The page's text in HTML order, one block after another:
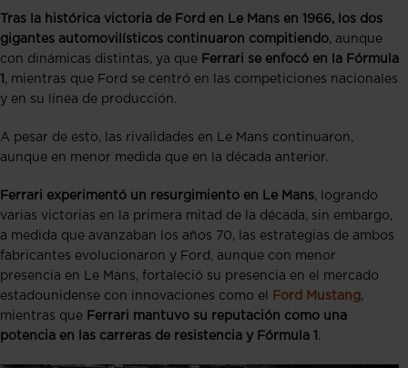
Tras la histórica victoria de Ford en Le Mans en 1966, los dos
gigantes automovilísticos continuaron compitiendo, aunque
con dinámicas distintas, ya que Ferrari se enfocó en la Fórmula
1 , mientras que Ford se centró en las competiciones nacionales
y en su línea de producción.
A pesar de esto, las rivalidades en Le Mans continuaron,
aunque en menor medida que en la década anterior.
Ferrari experimentó un resurgimiento en Le Mans, logrando
varias victorias en la primera mitad de la década, sin embargo,
a medida que avanzaban los años 70, las estrategias de ambos
fabricantes evolucionaron y Ford, aunque con menor
presencia en Le Mans, fortaleció su presencia en el mercado
estadounidense con innovaciones como el
Ford Mustang,
mientras que Ferrari mantuvo su reputación como una
potencia en las carreras de resistencia y Fórmula 1 .